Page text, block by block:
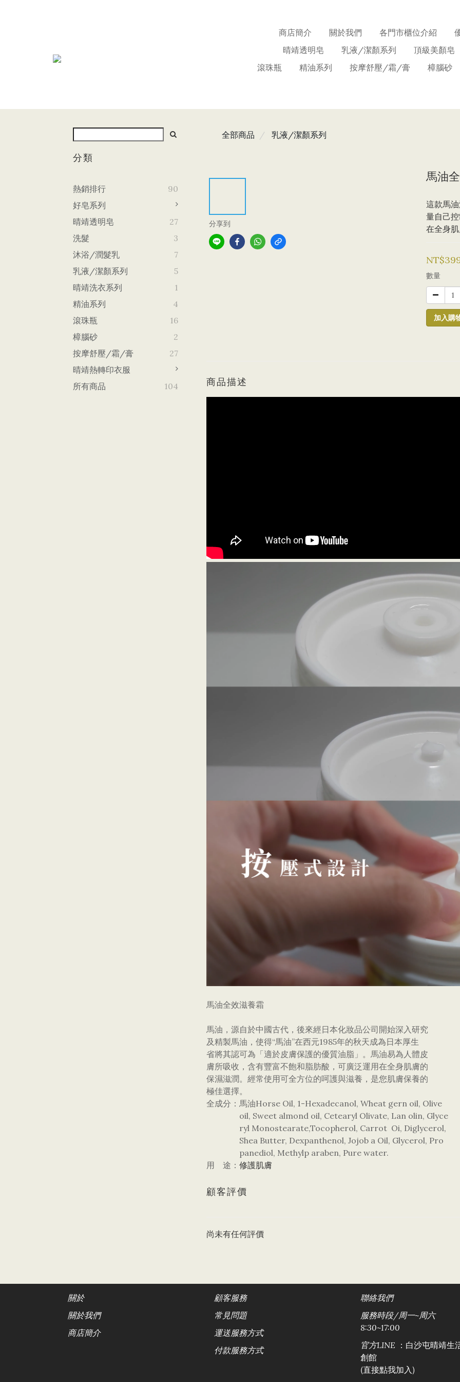
商店簡介 關於我們 各門市櫃位介紹
晴靖透明皂
乳液/潔顏系列
頂級美顏皂
滾珠瓶
精油系列 按摩舒壓/霜/膏 樟腦砂
分類
熱銷排行
90
好皂系列
晴靖透明皂
27
洗髮
3
沐浴/潤髮乳
7
乳液/潔顏系列
5
晴靖洗衣系列
1
精油系列
4
滾珠瓶
16
樟腦砂
2
按摩舒壓/霜/膏
27
晴靖熱轉印衣服
所有商品
104
全部商品 乳液/潔顏系列
分享到
馬油
這款馬
量自己
在全身
數量
加入購
商品描述
馬油全效滋養霜
馬油，源自於中國古代，後來經日本化妝品公司開始深入研究
及精製馬油，使得“馬油”在西元1985年的秋天成為日本厚生
省將其認可為「適於皮膚保護的優質油脂」。馬油易為人體皮
膚所吸收，含有豐富不飽和脂肪酸，可廣泛運用在全身肌膚的
保濕滋潤。經常使用可全方位的呵護與滋養，是您肌膚保養的
極佳選擇。
全成分：馬油Horse Oil, 1-Hexadecanol, Wheat gern oil, Olive
oil, Sweet almond oil, Cetearyl Olivate, Lan olin, Glyce
ryl Monostearate,Tocopherol, Carrot Oi, Diglycerol,
Shea Butter, Dexpanthenol, Jojob a Oil, Glycerol, Pro
panediol, Methylp araben, Pure water.
用 途： 修護肌膚
顧客評價
尚未有任何評價
關於
關於我們
商店簡介
顧客服務
常見問題
運送服務方式
付款服務方式
聯絡我們
服務時段/周一~周六
8:30~17:00
官方LINE ：白沙屯晴靖生
創館
(直接點我加入)